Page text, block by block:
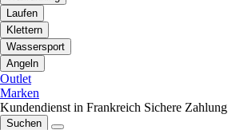
Laufen
Klettern
Wassersport
Angeln
Outlet
Marken
Kundendienst in Frankreich Sichere Zahlung
Suchen